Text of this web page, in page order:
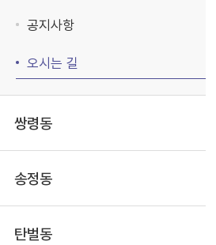
공지사항
오시는 길
쌍령동
송정동
탄벌동